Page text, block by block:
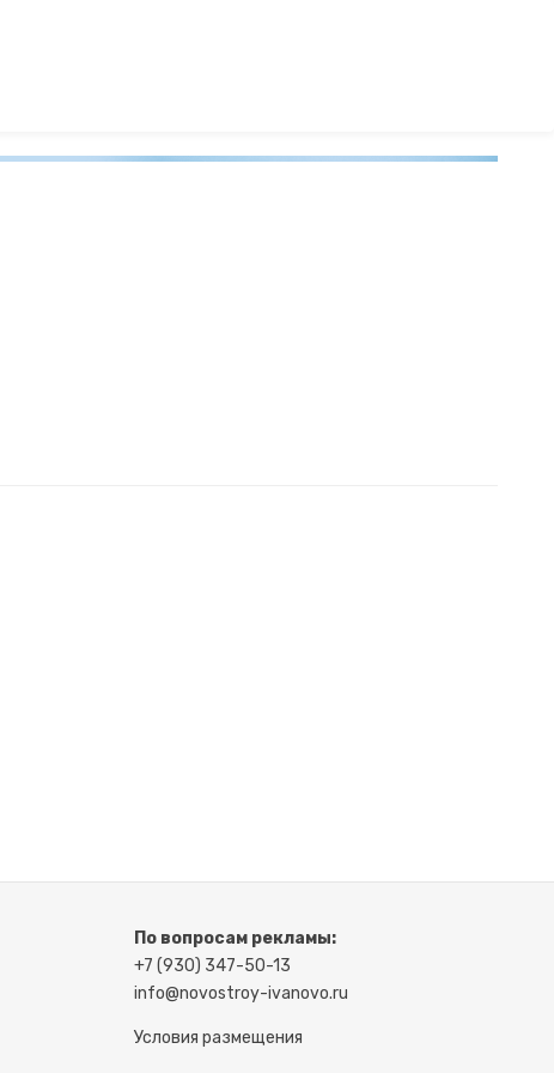
По вопросам рекламы:
+7 (930) 347-50-13
info@novostroy-ivanovo.ru
Условия размещения